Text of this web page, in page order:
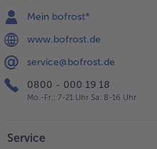
Mein bofrost*
www.bofrost.de
service@bofrost.de
0800 - 000 19 18
Mo.-Fr.: 7-21 Uhr Sa: 8-16 Uhr
Service